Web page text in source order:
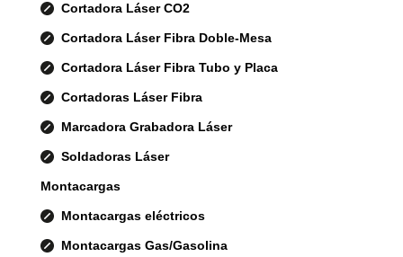
Cortadora Láser CO2
Cortadora Láser Fibra Doble-Mesa
Cortadora Láser Fibra Tubo y Placa
Cortadoras Láser Fibra
Marcadora Grabadora Láser
Soldadoras Láser
Montacargas
Montacargas eléctricos
Montacargas Gas/Gasolina